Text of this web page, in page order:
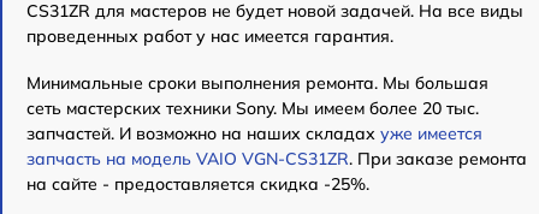
CS31ZR для мастеров не будет новой задачей. На все виды
проведенных работ у нас имеется гарантия.
Минимальные сроки выполнения ремонта. Мы большая
сеть мастерских техники Sony. Мы имеем более 20 тыс.
запчастей. И возможно на наших складах уже имеется
запчасть на модель VAIO VGN-CS31ZR. При заказе ремонта
на сайте - предоставляется скидка -25%.